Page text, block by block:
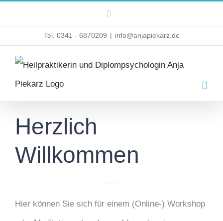
Inhalt
springen
Tel. 0341 - 6870209 | info@anjapiekarz.de
Herzlich
Willkommen
Hier können Sie sich für einem (Online-) Workshop